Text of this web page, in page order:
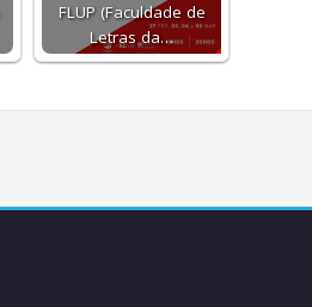
FLUP (Faculdade de
Letras da…